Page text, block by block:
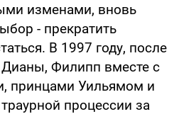
изменами, вновь
- прекратить
В 1997 году, после
Дианы, Филипп вместе с
принцами Уильямом и
процессии за